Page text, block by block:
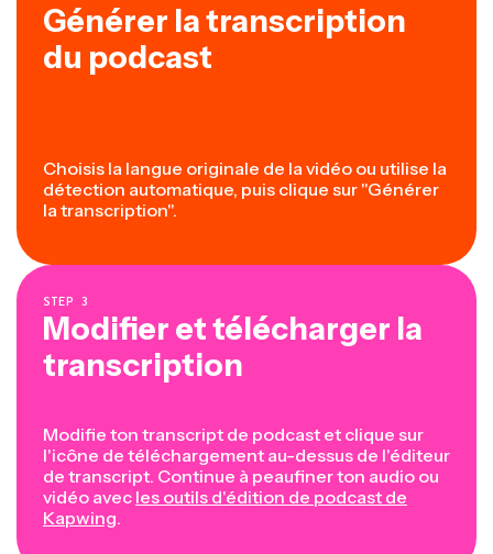
Générer la transcription
du podcast
Choisis la langue originale de la vidéo ou utilise la
détection automatique, puis clique sur "Générer
la transcription".
STEP 3
Modifier et télécharger la
transcription
Modifie ton transcript de podcast et clique sur
l'icône de téléchargement au-dessus de l'éditeur
de transcript. Continue à peaufiner ton audio ou
vidéo avec les outils d'édition de podcast de
Kapwing.